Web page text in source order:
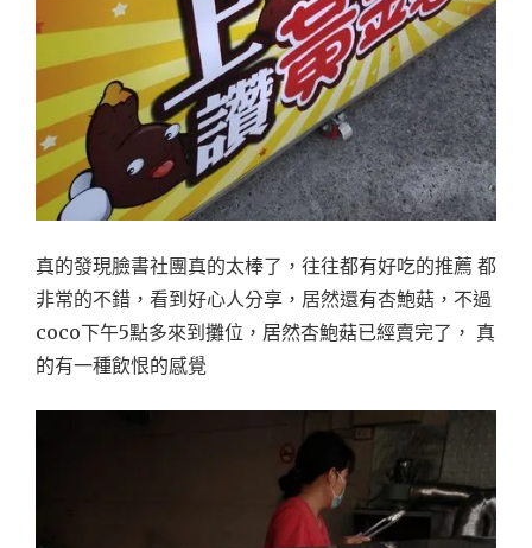
真的發現臉書社團真的太棒了，往往都有好吃的推薦 都
非常的不錯，看到好心人分享，居然還有杏鮑菇，不過
coco下午5點多來到攤位，居然杏鮑菇已經賣完了， 真
的有一種飲恨的感覺